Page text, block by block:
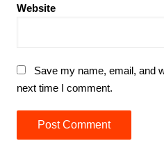
Website
Save my name, email, and
next time I comment.